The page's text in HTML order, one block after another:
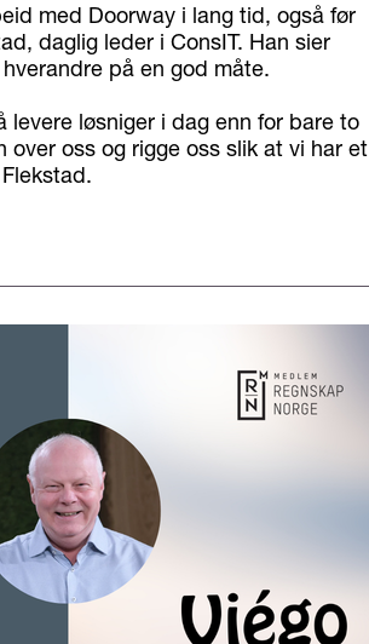
med Doorway i lang tid, også før
daglig leder i ConsIT. Han sier
på en god måte.
løsniger i dag enn for bare to
oss og rigge oss slik at vi har et